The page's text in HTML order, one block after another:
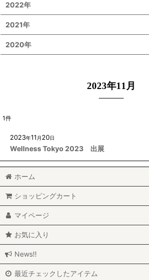
2023年11月
1件
2023年11 月 20日
Wellness Tokyo 2023 出展
2022年
2021年
2020年
ホーム
ショッピングカート
マイページ
お気に入り
News!!
最近チェックしたアイテム